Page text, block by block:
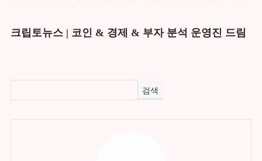
크립토뉴스 | 코인 & 경제 & 부자 분석 운영진 드림
검색